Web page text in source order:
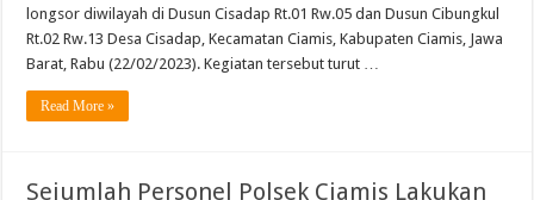
longsor diwilayah di Dusun Cisadap Rt.01 Rw.05 dan Dusun Cibungkul
Rt.02 Rw.13 Desa Cisadap, Kecamatan Ciamis, Kabupaten Ciamis, Jawa
Barat, Rabu (22/02/2023). Kegiatan tersebut turut …
Read More »
Sejumlah Personel Polsek Ciamis Lakukan